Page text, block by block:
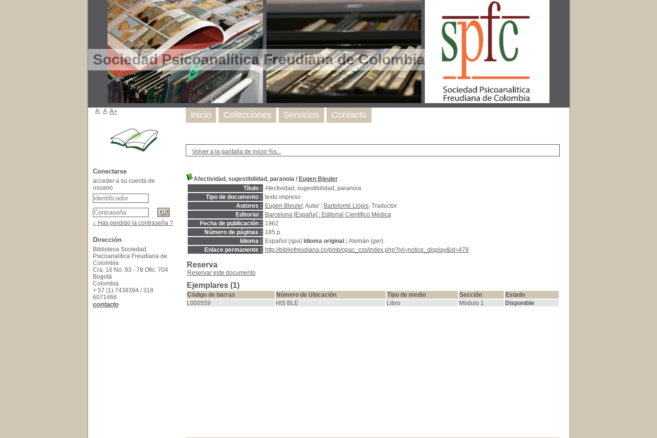
Sociedad Psicoanalítica Freudiana de Colombia
Volver a la pantalla de inicio %s...
Afectividad, sugestibilidad, paranoia/ Eugen Bleuler
Título : Afectividad, sugestibilidad, paranoia
Tipo de documento : texto impreso
Autores :
Eugen Bleuler, Autor ; Bartolomé Llopis, Traductor
Editorial :
Barcelona [España] : Editorial Científico Médica
Fecha de publicación : 1962
Número de páginas : 185 p.
Idioma :
Español (spa) Idioma original : Alemán (ger)
Enlace permanente :
http://bibliofreudiana.co/pmb/opac_css/index.php?lvl=notice_display&id=478
Reserva
Reservar este documento
Ejemplares (1)
Código de barras Número de Ubicación Tipo de medio Sección
Estado
L000559
HIS BLE Libro Módulo 1 Disponible
Inicio Colecciones Servicios Contacto
A- A A+
Conectarse
acceder a su cuenta de
usuario
¿ Has perdido la contraseña ?
Dirección
Biblioteca Sociedad
Psicoanalítica Freudiana de
Colombia
Cra. 16 No. 93 - 78 Ofic. 704
Bogotá
Colombia
+ 57 (1) 7438394 / 318
6071466
contacto